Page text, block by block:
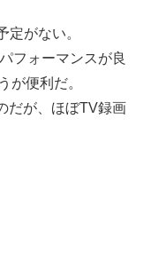
定がない。
フォーマンスが良
が便利だ。
だが、ほぼTV録画